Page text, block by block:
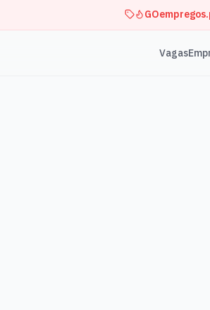
Vagas